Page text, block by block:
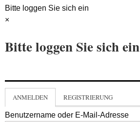
Bitte loggen Sie sich ein
×
Bitte loggen Sie sich ein
ANMELDEN REGISTRIERUNG
Benutzername oder E-Mail-Adresse